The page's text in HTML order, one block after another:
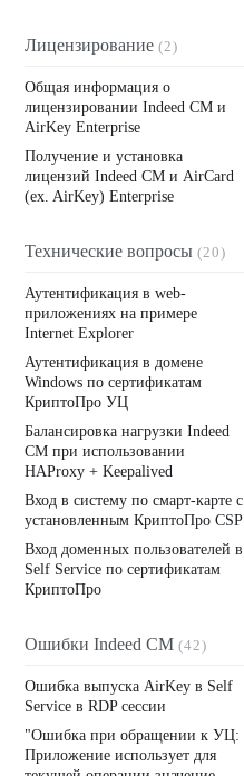
Лицензирование (2)
Общая информация о
лицензировании Indeed CM и
AirKey Enterprise
Получение и установка
лицензий Indeed CM и AirCard
(ex. AirKey) Enterprise
Технические вопросы (20)
Аутентификация в web-
приложениях на примере
Internet Explorer
Аутентификация в домене
Windows по сертификатам
КриптоПро УЦ
Балансировка нагрузки Indeed
CM при использовании
HAProxy + Keepalived
Вход в систему по смарт-карте с
установленным КриптоПро CSP
Вход доменных пользователей в
Self Service по сертификатам
КриптоПро
Ошибки Indeed CM (42)
Ошибка выпуска AirKey в Self
Service в RDP сесcии
"Ошибка при обращении к УЦ:
Приложение использует для